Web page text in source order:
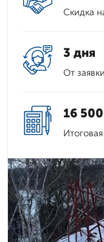
Скидка
3 дня
От
16 500